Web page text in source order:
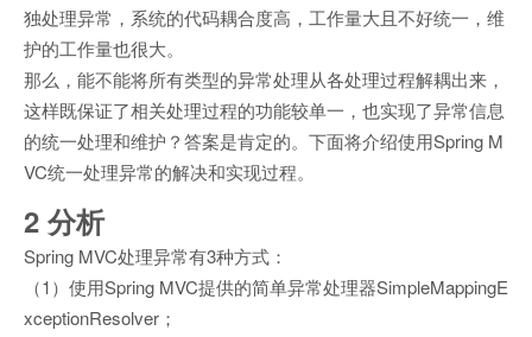
独处理异常，系统的代码耦合度高，工作量大且不好统一，维
护的工作量也很大。
那么，能不能将所有类型的异常处理从各处理过程解耦出来，
这样既保证了相关处理过程的功能较单一，也实现了异常信息
的统一处理和维护？答案是肯定的。下面将介绍使用Spring M
VC统一处理异常的解决和实现过程。
2 分析
Spring MVC处理异常有3种方式：
（1）使用Spring MVC提供的简单异常处理器SimpleMappingE
xceptionResolver；